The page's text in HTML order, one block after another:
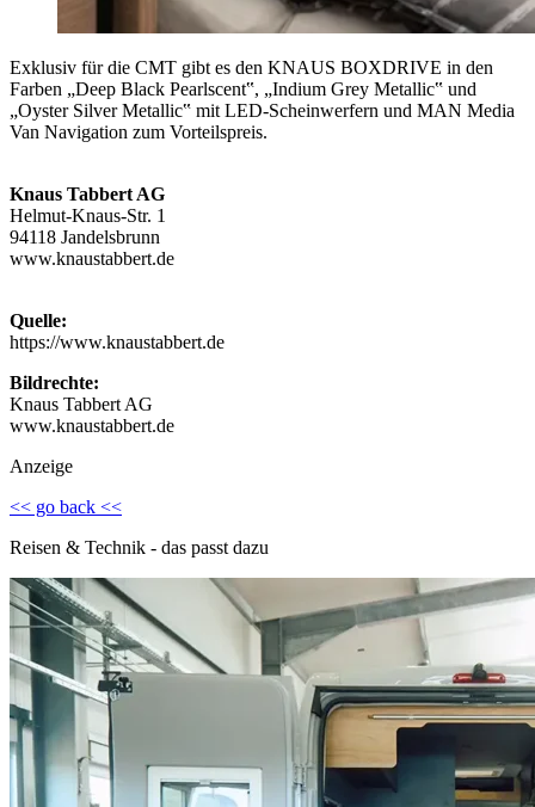
Exklusiv für die CMT gibt es den KNAUS BOXDRIVE in den
Farben „Deep Black Pearlscent‟, „Indium Grey Metallic‟ und
„Oyster Silver Metallic‟ mit LED‐Scheinwerfern und MAN Media
Van Navigation zum Vorteilspreis.
Knaus Tabbert AG
Helmut‐Knaus‐Str. 1
94118 Jandelsbrunn
www.knaustabbert.de
Quelle:
https://www.knaustabbert.de
Bildrechte:
Knaus Tabbert AG
www.knaustabbert.de
Anzeige
<< go back <<
Reisen & Technik - das passt dazu